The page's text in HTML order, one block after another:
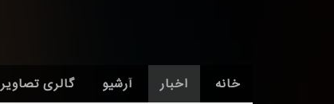
خانه اخبار آرشیو گالری تصاویر